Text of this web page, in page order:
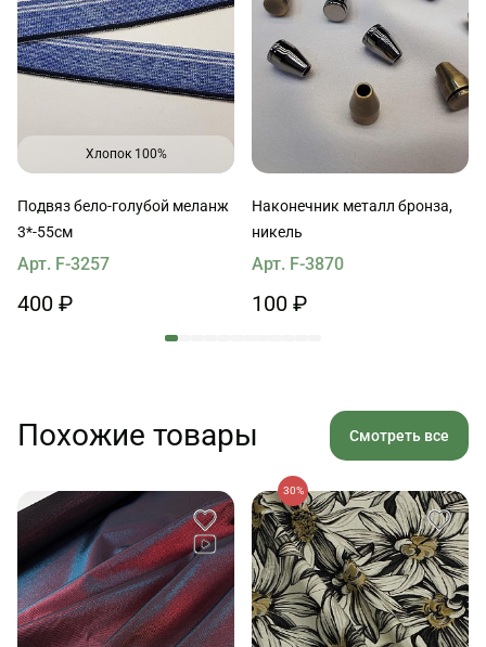
Хлопок 100%
Подвяз бело-голубой меланж
3*-55см
Арт. F-3257
400 ₽
Наконечник металл бронза,
никель
Арт. F-3870
100 ₽
Похожие товары Смотреть все
30%